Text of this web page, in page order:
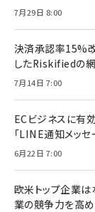
7月29日 8:00
決済承認率15%
したRiskifiedの
7月14日 7:00
ECビジネスに有
「LINE通知メッセ
6月22日 7:00
欧米トップ企業
業の競争力を高